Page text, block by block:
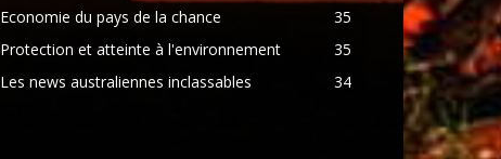
Economie du pays de la chance
35
Protection et atteinte à l'environnement
35
Les news australiennes inclassables
34